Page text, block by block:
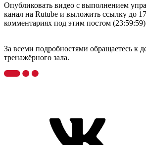
Опубликовать видео с выполнением
канал на Rutube и выложить ссылку до
комментариях под этим постом
За всеми подробностями обращаетесь к
тренажёрного зала.